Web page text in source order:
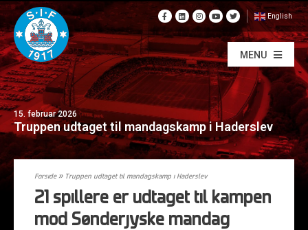
English
MENU
15. februar 2026
Truppen udtaget til mandagskamp i Haderslev
Forside» Truppen udtaget til mandagskamp i Haderslev
21 spillere er udtaget til kampen
mod Sønderjyske mandag